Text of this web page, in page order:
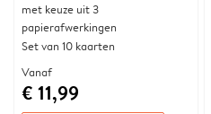
met keuze uit 3
papierafwerkingen
Set van 10 kaarten
Vanaf
€ 11,99